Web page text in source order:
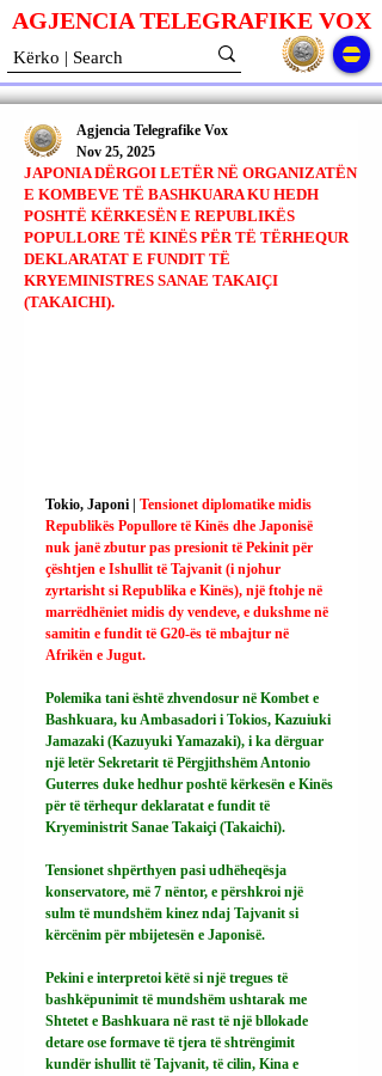
AGJENCIA TELEGRAFIKE VOX
JAPONIA DËRGOI LETËR NË ORGANIZATËN
E KOMBEVE TË BASHKUARA KU HEDH
POSHTË KËRKESËN E REPUBLIKËS
POPULLORE TË KINËS PËR TË TËRHEQUR
DEKLARATAT E FUNDIT TË
KRYEMINISTRES SANAE TAKAIÇI
(TAKAICHI).
Agjencia Telegrafike Vox
Nov 25, 2025
Tokio, Japoni | Tensionet diplomatike midis
Republikës Popullore të Kinës dhe Japonisë
nuk janë zbutur pas presionit të Pekinit për
çështjen e Ishullit të Tajvanit (i njohur
zyrtarisht si Republika e Kinës), një ftohje në
marrëdhëniet midis dy vendeve, e dukshme në
samitin e fundit të G20-ës të mbajtur në
Afrikën e Jugut.
Polemika tani është zhvendosur në Kombet e
Bashkuara, ku Ambasadori i Tokios, Kazuiuki
Jamazaki (Kazuyuki Yamazaki), i ka dërguar
një letër Sekretarit të Përgjithshëm Antonio
Guterres duke hedhur poshtë kërkesën e Kinës
për të tërhequr deklaratat e fundit të
Kryeministrit Sanae Takaiçi (Takaichi).
Tensionet shpërthyen pasi udhëheqësja
konservatore, më 7 nëntor, e përshkroi një
sulm të mundshëm kinez ndaj Tajvanit si
kërcënim për mbijetesën e Japonisë.
Pekini e interpretoi këtë si një tregues të
bashkëpunimit të mundshëm ushtarak me
Shtetet e Bashkuara në rast të një bllokade
detare ose formave të tjera të shtrëngimit
kundër ishullit të Tajvanit, të cilin, Kina e